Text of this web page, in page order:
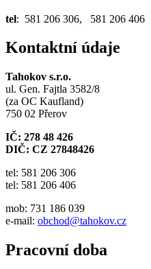
tel: 581 206 306, 581 206 406
Kontaktní údaje
Tahokov s.r.o.
ul. Gen. Fajtla 3582/8
(za OC Kaufland)
750 02 Přerov
IČ: 278 48 426
DIČ: CZ 27848426
tel: 581 206 306
tel: 581 206 406
mob: 731 186 039
e-mail: obchod@tahokov.cz
Pracovní doba